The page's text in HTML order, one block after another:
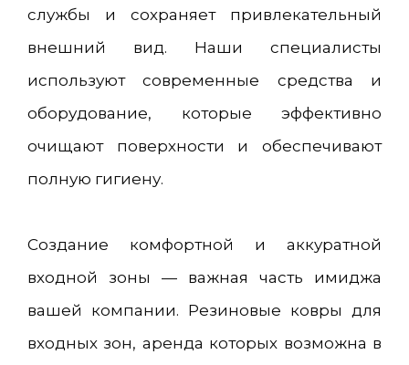
службы и сохраняет привлекательный
внешний вид. Наши специалисты
используют современные средства и
оборудование, которые эффективно
очищают поверхности и обеспечивают
полную гигиену.
Создание комфортной и аккуратной
входной зоны — важная часть имиджа
вашей компании. Резиновые ковры для
входных зон, аренда которых возможна в